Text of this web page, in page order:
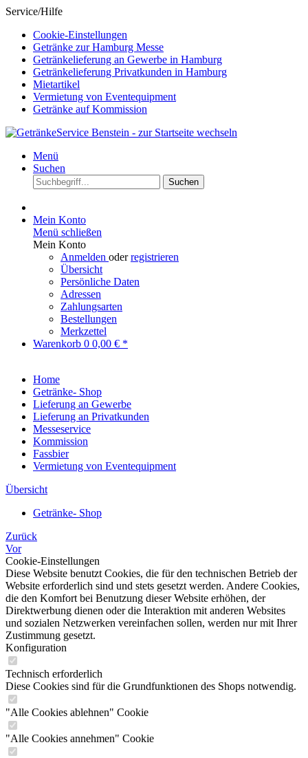
Service/Hilfe
Cookie-Einstellungen
Getränke zur Hamburg Messe
Getränkelieferung an Gewerbe in Hamburg
Getränkelieferung Privatkunden in Hamburg
Mietartikel
Vermietung von Eventequipment
Getränke auf Kommission
Menü
Suchen
Suchen
Mein Konto
Menü schließen
Mein Konto
Anmelden oderregistrieren
Übersicht
Persönliche Daten
Adressen
Zahlungsarten
Bestellungen
Merkzettel
Warenkorb 0 0,00 € *
Home
Getränke- Shop
Lieferung an Gewerbe
Lieferung an Privatkunden
Messeservice
Kommission
Fassbier
Vermietung von Eventequipment
Übersicht
Getränke- Shop
Zurück
Vor
Cookie-Einstellungen
Diese Website benutzt Cookies, die für den technischen Betrieb der
Website erforderlich sind und stets gesetzt werden. Andere Cookies,
die den Komfort bei Benutzung dieser Website erhöhen, der
Direktwerbung dienen oder die Interaktion mit anderen Websites
und sozialen Netzwerken vereinfachen sollen, werden nur mit Ihrer
Zustimmung gesetzt.
Konfiguration
Technisch erforderlich
Diese Cookies sind für die Grundfunktionen des Shops notwendig.
"Alle Cookies ablehnen" Cookie
"Alle Cookies annehmen" Cookie